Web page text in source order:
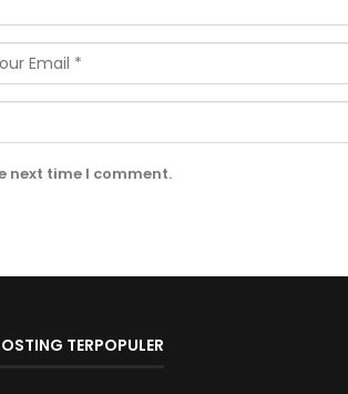
next time I comment.
TERPOPULER